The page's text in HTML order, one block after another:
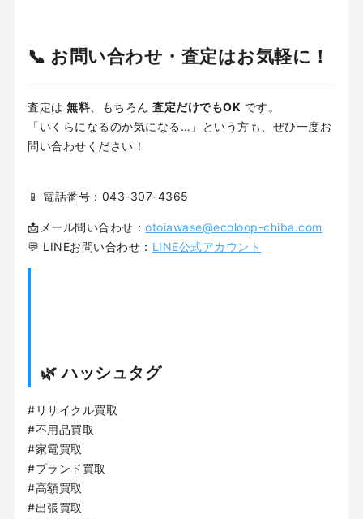
📞 お問い合わせ・査定はお気軽に！
査定は無料、もちろん査定だけでもOK です。
「いくらになるのか気になる…」という方も、ぜひ一度お
問い合わせください！
📱 電話番号：043-307-4365
📩メール問い合わせ：otoiawase@ecoloop-chiba.com
💬 LINEお問い合わせ： LINE公式アカウント
🌿 ハッシュタグ
#リサイクル買取
#不用品買取
#家電買取
#ブランド買取
#高額買取
#出張買取